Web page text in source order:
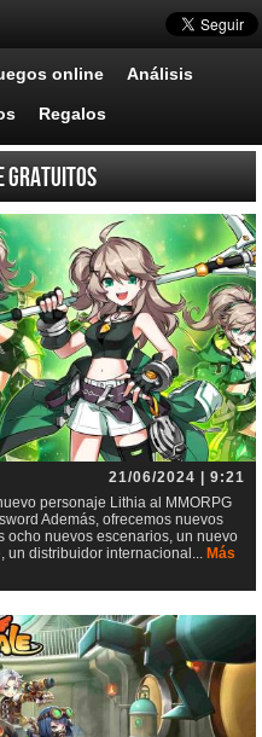
online Análisis
Regalos
gratuitos
21/06/2024 | 9:21
personaje Lithia al MMORPG
Además, ofrecemos nuevos
ocho nuevos escenarios, un nuevo
un distribuidor internacional... Más